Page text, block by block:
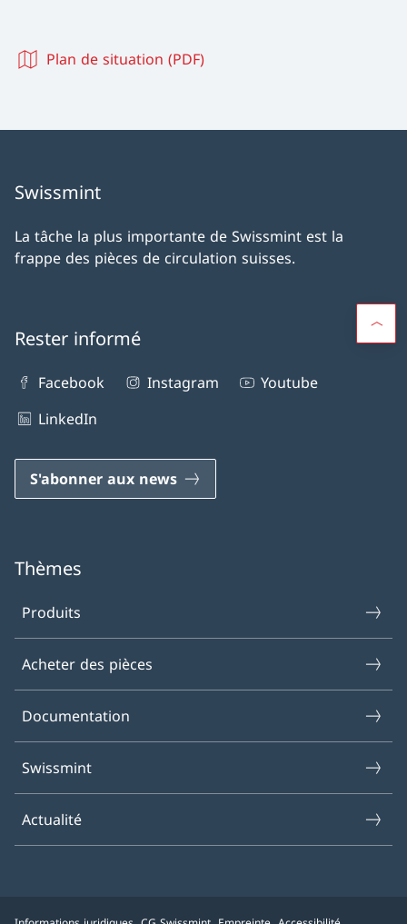
Plan de situation (PDF)
Swissmint
La tâche la plus importante de Swissmint est la
frappe des pièces de circulation suisses.
Rester informé
Facebook Instagram
Youtube
LinkedIn
S'abonner aux news
Thèmes
Produits
Acheter des pièces
Documentation
Swissmint
Actualité